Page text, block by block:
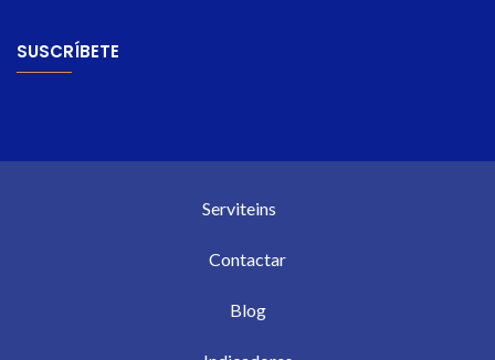
SUSCRÍBETE
Serviteins
Contactar
Blog